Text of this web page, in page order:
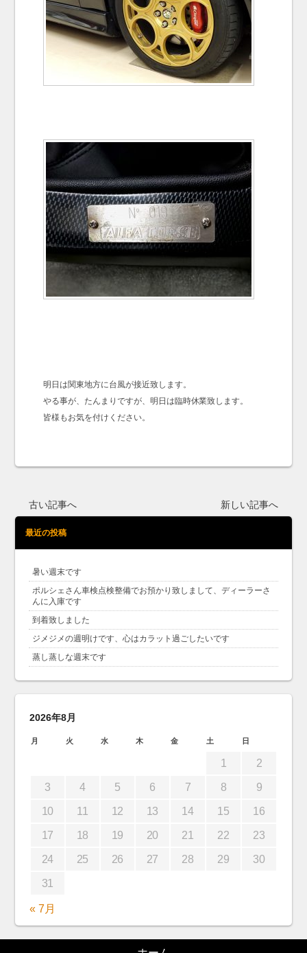
明日は関東地方に台風が接近致します。
やる事が、たんまりですが、明日は臨時休業致します。
皆様もお気を付けください。
古い記事へ 新しい記事へ
最近の投稿
暑い週末です
ポルシェさん車検点検整備でお預かり致しまして、ディーラーさ
んに入庫です
到着致しました
ジメジメの週明けです、心はカラット過ごしたいです
蒸し蒸しな週末です
2026年8月
月 火 水 木 金 土 日
1 2
3 4 5 6 7 8 9
10 11 12 13 14 15 16
17 18 19 20 21 22 23
24 25 26 27 28 29 30
31
« 7月